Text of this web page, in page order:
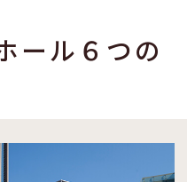
ール６つの